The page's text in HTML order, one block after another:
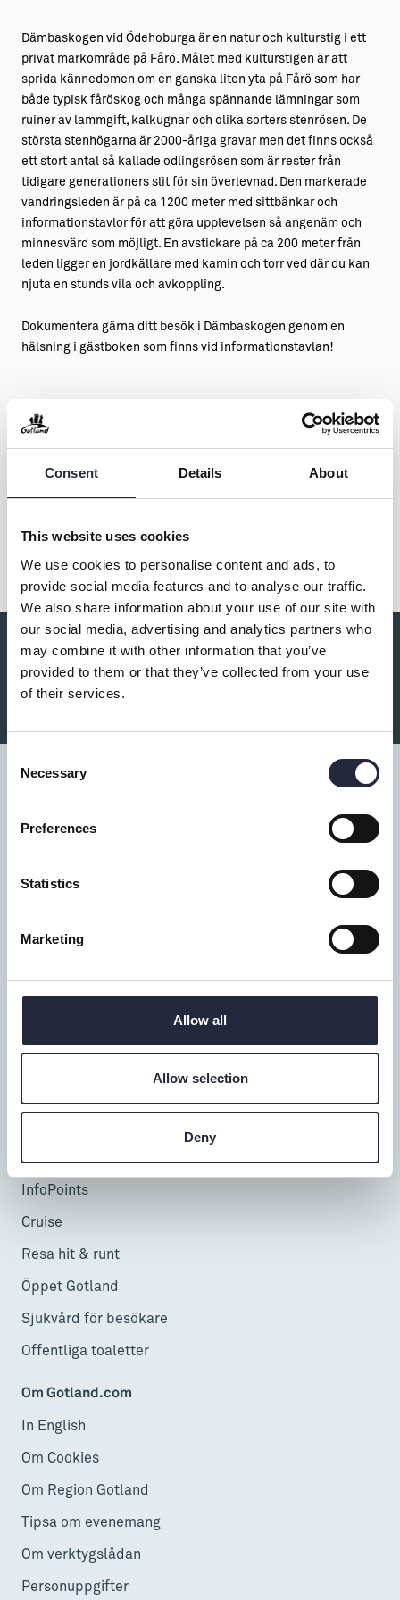
Consent Details About
This website uses cookies
We use cookies to personalise content and ads, to
provide social media features and to analyse our traffic.
We also share information about your use of our site with
our social media, advertising and analytics partners who
may combine it with other information that you’ve
provided to them or that they’ve collected from your use
of their services.
Selection
Necessary
Preferences
Statistics
Marketing
Allow all
Allow selection
Deny
Aktiviteter
Sustainable Plejs
Möten & kongresser
Hansestaden världsarv
Gotlands kulturarv
Almedalsveckan
Medeltidsveckan
Visby Centrum
→ Gutamål och gotländska
Allt om bostad
→ Hyra bostad
→ Köpa bostad
→ Bygga hus
Allt om livet på Ön
→ Fritidsliv
→ Föreningsliv
→ Tonårsliv
Dämbaskogen vid Ödehoburga är en natur och kulturstig i ett
privat markområde på Fårö. Målet med kulturstigen är att
sprida kännedomen om en ganska liten yta på Fårö som har
både typisk fåröskog och många spännande lämningar som
ruiner av lammgift, kalkugnar och olika sorters stenrösen. De
största stenhögarna är 2000-åriga gravar men det finns också
ett stort antal så kallade odlingsrösen som är rester från
tidigare generationers slit för sin överlevnad. Den markerade
vandringsleden är på ca 1200 meter med sittbänkar och
informationstavlor för att göra upplevelsen så angenäm och
minnesvärd som möjligt. En avstickare på ca 200 meter från
leden ligger en jordkällare med kamin och torr ved där du kan
njuta en stunds vila och avkoppling.
Dokumentera gärna ditt besök i Dämbaskogen genom en
hälsning i gästboken som finns vid informationstavlan!
Du kanske också är intresserad av:
Turistbyrå
Donners plats 1, Visby
Mån-fre: 9-18
Telefontid alla dagar: 9-16
Besöka & uppleva
InfoPoints
Cruise
Resa hit & runt
Öppet Gotland
Sjukvård för besökare
Offentliga toaletter
Om Gotland.com
In English
Om Cookies
Om Region Gotland
Tipsa om evenemang
Om verktygslådan
Personuppgifter
Tillgänglighet